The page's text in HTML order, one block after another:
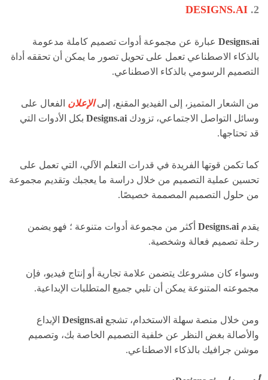
2.
DESIGNS.AI
Designs.ai عبارة عن مجموعة أدوات تصميم كاملة مدعومة
بالذكاء الاصطناعي تعمل على تحويل تصور ما يمكن أن تحققه أداة
التصميم الرسومي بالذكاء الاصطناعي.
من الشعار المتميز، إلى الفيديو المقنع، إلىالإعلان الفعال على
وسائل التواصل الاجتماعي، تزودك Designs.ai بكل الأدوات التي
قد تحتاجها.
كما تكمن قوتها الفريدة في قدرات التعلم الآلي، التي تعمل على
تحسين عملية التصميم من خلال دراسة ما يعجبك وتقديم مجموعة
من حلول التصميم المصممة خصيصًا.
يقدم Designs.ai أكثر من مجموعة أدوات متنوعة ؛ فهو يضمن
رحلة تصميم فعالة وشخصية.
وسواء كان مشروعك يتضمن علامة تجارية أو إنتاج فيديو، فإن
مجموعته المتنوعة يمكن أن تلبي جميع المتطلبات الإبداعية.
ومن خلال منصة سهلة الاستخدام، تشجع Designs.ai الإبداع
والأصالة بغض النظر عن خلفية التصميم الخاصة بك، وتصميم
موشن جرافيك بالذكاء الاصطناعي.